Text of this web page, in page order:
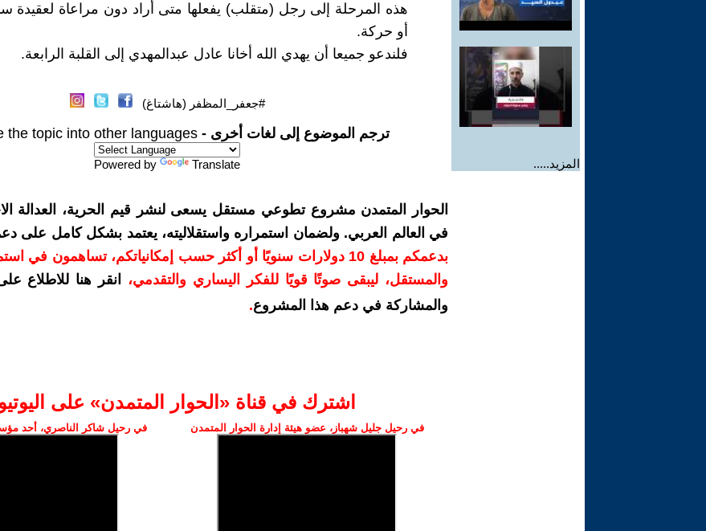
المزيد.....
هذه المرحلة إلى رجل (متقلب) يفعلها متى أراد دون مراعاة لعقيدة
أو حركة.
فلندعو جميعا أن يهدي الله أخانا عادل عبدالمهدي إلى القلبة الرابعة.
#جعفر_المظفر (هاشتاغ)
ترجم الموضوع إلى لغات أخرى - the topic into other languages
Powered by Translate
الحوار المتمدن مشروع تطوعي مستقل يسعى لنشر قيم الحرية، العدالة
في العالم العربي. ولضمان استمراره واستقلاليته، يعتمد بشكل كامل على
بدعمكم بمبلغ 10 دولارات سنويًا أو أكثر حسب إمكانياتكم، تساهمون في
والمستقل، ليبقى صوتًا قويًا للفكر اليساري والتقدمي،
انقر هنا للاطلاع
والمشاركة في دعم هذا المشروع.
اشترك في قناة ‫«الحوار المتمدن» على
في رحيل جليل شهباز، عضو هيئة إدارة الحوار المتمدن في رحيل شاكر الناصري، أحد